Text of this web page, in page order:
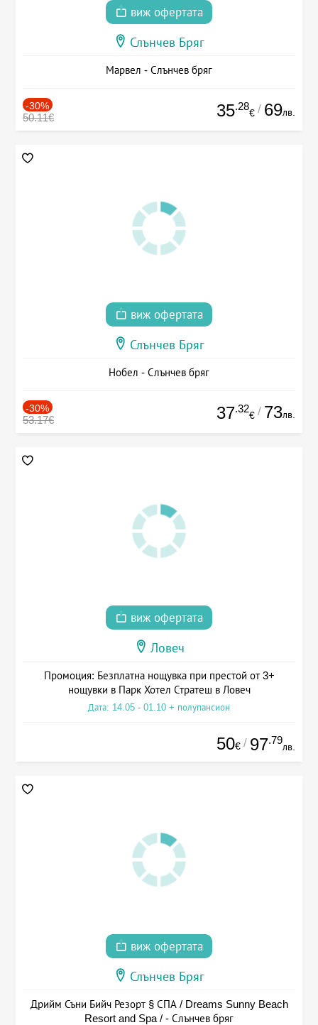
виж офертата
Слънчев Бряг
Марвел - Слънчев бряг
-30%
50.11€ 35.28
€ / 69лв.
виж офертата
Слънчев Бряг
Нобел - Слънчев бряг
-30%
53.17€ 37.32
€ / 73лв.
виж офертата
Ловеч
Промоция: Безплатна нощувка при престой от 3+
нощувки в Парк Хотел Стратеш в Ловеч
Дата: 14.05 - 01.10 + полупансион
50€ / 97.79
лв.
виж офертата
Слънчев Бряг
Дрийм Съни Бийч Резорт § СПА / Dreams Sunny Beach
Resort and Spa / - Слънчев бряг